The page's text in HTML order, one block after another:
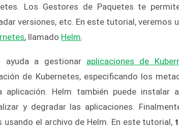
Los Gestores de Paquetes te
versiones, etc. En este tutorial, veremos
, llamado Helm
ayuda a gestionar aplicaciones de
de Kubernetes, especificando los
aplicación. Helm también puede instalar
y degradar las aplicaciones.
usando el archivo de Helm. En este tutorial,